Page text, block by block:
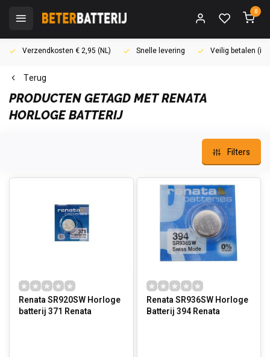
0
Verzendkosten € 2,95 (NL) Snelle levering Veilig betalen
Terug
PRODUCTEN GETAGD MET RENATA
HORLOGE BATTERIJ
Filters
Renata SR920SW Horloge
batterij 371 Renata
Renata SR936SW Horloge
Batterij 394 Renata